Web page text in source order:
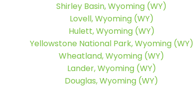
Shirley Basin, Wyoming (WY)
Lovell, Wyoming (WY)
Hulett, Wyoming (WY)
Yellowstone National Park, Wyoming (WY)
Wheatland, Wyoming (WY)
Lander, Wyoming (WY)
Douglas, Wyoming (WY)